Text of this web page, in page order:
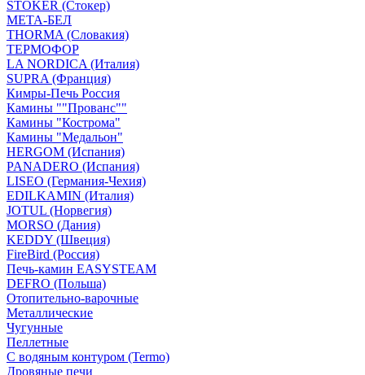
STOKER (Стокер)
МЕТА-БЕЛ
THORMA (Словакия)
ТЕРМОФОР
LA NORDICA (Италия)
SUPRA (Франция)
Кимры-Печь Россия
Камины ""Прованс""
Камины "Кострома"
Камины "Медальон"
HERGOM (Испания)
PANADERO (Испания)
LISEO (Германия-Чехия)
EDILKAMIN (Италия)
JOTUL (Норвегия)
MORSO (Дания)
KEDDY (Швеция)
FireBird (Россия)
Печь-камин EASYSTEAM
DEFRO (Польша)
Отопительно-варочные
Металлические
Чугунные
Пеллетные
С водяным контуром (Termo)
Дровяные печи